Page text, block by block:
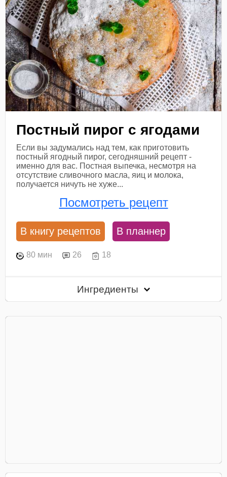
Постный пирог с ягодами
Если вы задумались над тем, как приготовить
постный ягодный пирог, сегодняшний рецепт -
именно для вас. Постная выпечка, несмотря на
отсутствие сливочного масла, яиц и молока,
получается ничуть не хуже...
Посмотреть рецепт
В книгу рецептов В планнер
80 мин 26 18
Ингредиенты